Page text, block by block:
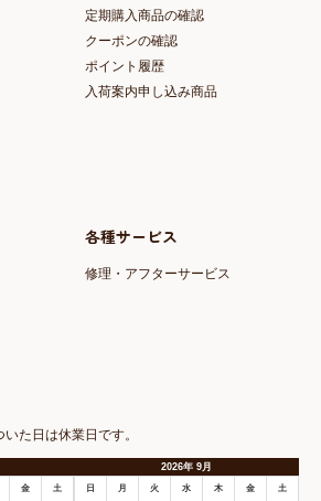
定期購入商品の確認
クーポンの確認
ポイント履歴
入荷案内申し込み商品
各種サービス
修理・アフターサービス
た日は休業日です。
金 土
2026年9月
日 月 火 水 木 金 土